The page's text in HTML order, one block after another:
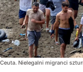
Ceuta. Nielegalni migranci